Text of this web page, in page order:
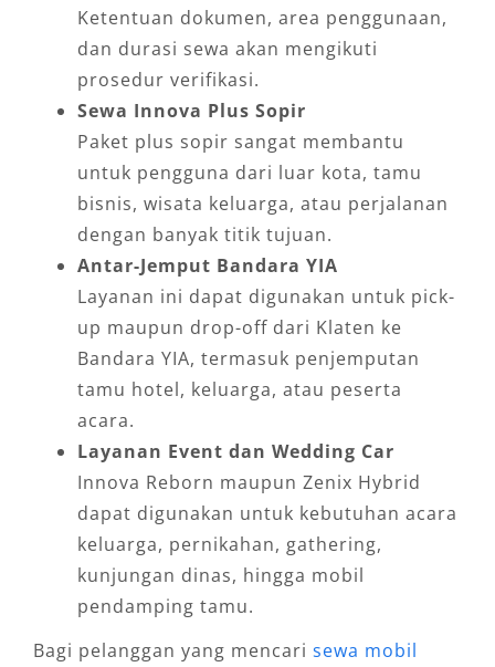
Ketentuan dokumen, area penggunaan,
dan durasi sewa akan mengikuti
prosedur verifikasi.
Sewa Innova Plus Sopir
Paket plus sopir sangat membantu
untuk pengguna dari luar kota, tamu
bisnis, wisata keluarga, atau perjalanan
dengan banyak titik tujuan.
Antar-Jemput Bandara YIA
Layanan ini dapat digunakan untuk pick-
up maupun drop-off dari Klaten ke
Bandara YIA, termasuk penjemputan
tamu hotel, keluarga, atau peserta
acara.
Layanan Event dan Wedding Car
Innova Reborn maupun Zenix Hybrid
dapat digunakan untuk kebutuhan acara
keluarga, pernikahan, gathering,
kunjungan dinas, hingga mobil
pendamping tamu.
Bagi pelanggan yang mencari sewa mobil